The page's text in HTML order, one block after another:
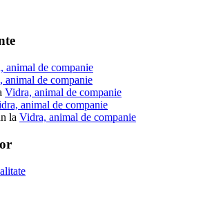
animal de companie
animal de companie
Vidra, animal de companie
animal de companie
la Vidra, animal de companie